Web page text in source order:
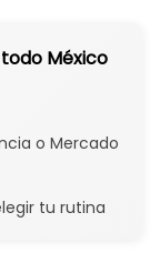
México
o Mercado
tu rutina